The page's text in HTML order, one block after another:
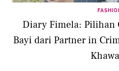
Diary Fimela: Pilihan
Bayi dari Partner in